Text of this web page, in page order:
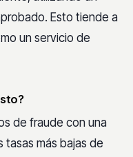
Esto tiende a
un servicio de
de fraude con una
tasas más bajas de